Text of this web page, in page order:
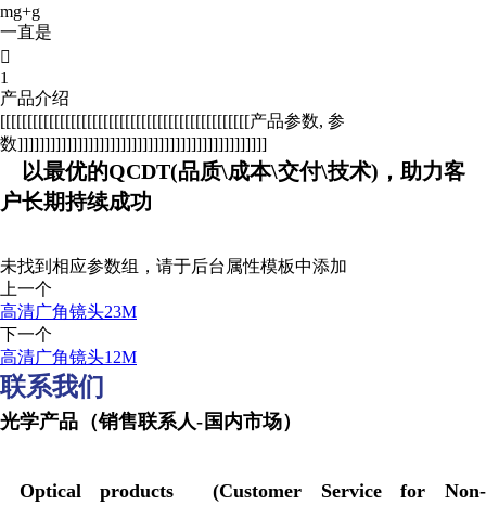
mg+g
一直是

1
产品介绍
[[[[[[[[[[[[[[[[[[[[[[[[[[[[[[[[[[[[[[[[[[[[[[产品参数, 参
数]]]]]]]]]]]]]]]]]]]]]]]]]]]]]]]]]]]]]]]]]]]]]]
以最优的QCDT(品质\成本\交付\技术)，助力客
户长期持续成功
未找到相应参数组，请于后台属性模板中添加
上一个
高清广角镜头23M
下一个
高清广角镜头12M
联系我们
光学产品（销售联系人-国内市场）
Optical products (Customer Service for Non-